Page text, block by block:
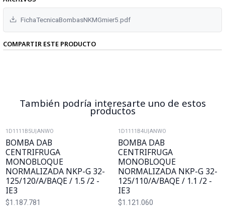
FichaTecnicaBombasNKMGmier5.pdf
COMPARTIR ESTE PRODUCTO
También podría interesarte uno de estos
productos
1D1111B5U ANWO
BOMBA DAB
CENTRIFRUGA
MONOBLOQUE
NORMALIZADA NKP-G 32-
125/120/A/BAQE / 1.5 /2 -
IE3
$1.187.781
1D1111B4U ANWO
BOMBA DAB
CENTRIFRUGA
MONOBLOQUE
NORMALIZADA NKP-G 32-
125/110/A/BAQE / 1.1 /2 -
IE3
$1.121.060